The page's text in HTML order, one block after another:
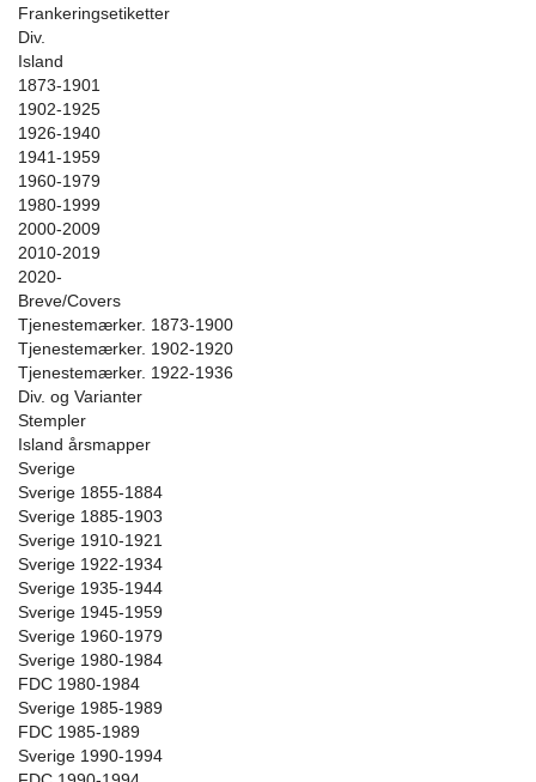
Frankeringsetiketter
Div.
Island
1873-1901
1902-1925
1926-1940
1941-1959
1960-1979
1980-1999
2000-2009
2010-2019
2020-
Breve/Covers
Tjenestemærker. 1873-1900
Tjenestemærker. 1902-1920
Tjenestemærker. 1922-1936
Div. og Varianter
Stempler
Island årsmapper
Sverige
Sverige 1855-1884
Sverige 1885-1903
Sverige 1910-1921
Sverige 1922-1934
Sverige 1935-1944
Sverige 1945-1959
Sverige 1960-1979
Sverige 1980-1984
FDC 1980-1984
Sverige 1985-1989
FDC 1985-1989
Sverige 1990-1994